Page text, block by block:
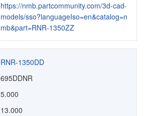
https://nmb.partcommunity.com/3d-cad-
models/sso?languageIso=en&catalog=n
mb&part=RNR-1350ZZ
RNR-1350DD
695DDNR
5.000
13.000